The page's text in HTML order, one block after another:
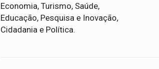
Economia, Turismo, Saúde,
Educação, Pesquisa e Inovação,
Cidadania e Política.